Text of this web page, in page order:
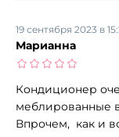
Марианна
19 сентября 2023 в
Кондиционер
меблированные
Впрочем, как и